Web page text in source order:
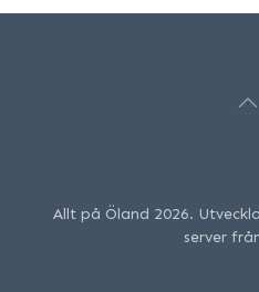
Allt på Öland 2026.
server